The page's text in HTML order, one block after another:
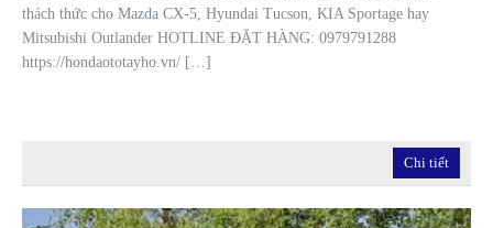
thách thức cho Mazda CX-5, Hyundai Tucson, KIA Sportage hay
Mitsubishi Outlander HOTLINE ĐẶT HÀNG: 0979791288
https://hondaototayho.vn/ […]
Chi tiết